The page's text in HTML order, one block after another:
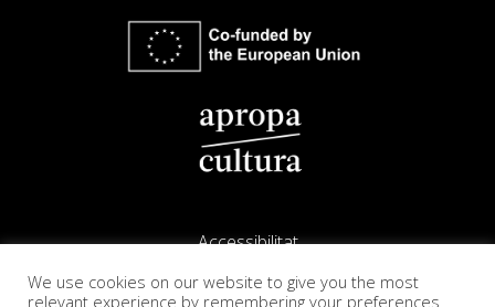
Accessibilitat
Avís legal
We use cookies on our website to give you the most
relevant experience by remembering your preferences